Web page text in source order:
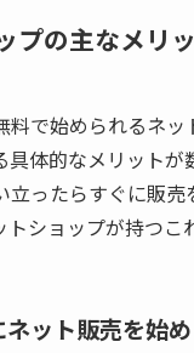
プの主なメリ
で始められるネ
体的なメリット
ったらすぐに販
ショップが持つ
ット販売を始